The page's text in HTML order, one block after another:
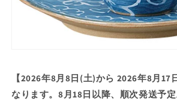
ダ
で
【2026年8月8日(土)から 2026年8月17
なります。8月18日以降、順次発送予定